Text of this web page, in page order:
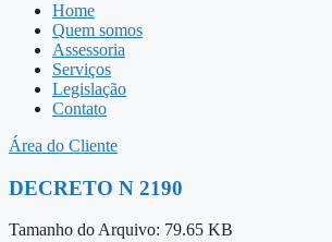
Home
Quem somos
Assessoria
Serviços
Legislação
Contato
Área do Cliente
DECRETO N 2190
Tamanho do Arquivo: 79.65 KB